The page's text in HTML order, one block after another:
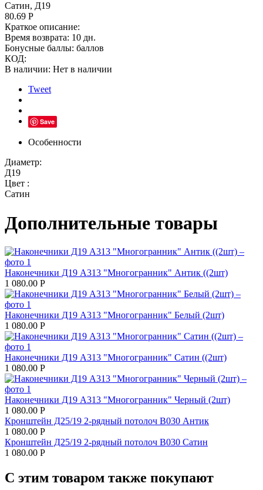
Сатин, Д19
80.69 Р
Краткое описание:
Время возврата: 10 дн.
Бонусные баллы: баллов
КОД:
В наличии: Нет в наличии
Tweet
Save
Особенности
Диаметр:
Д19
Цвет :
Сатин
Дополнительные товары
Наконечники Д19 А313 "Многогранник" Антик ((2шт)
1 080.00 Р
Наконечники Д19 А313 "Многогранник" Белый (2шт)
1 080.00 Р
Наконечники Д19 А313 "Многогранник" Сатин ((2шт)
1 080.00 Р
Наконечники Д19 А313 "Многогранник" Черный (2шт)
1 080.00 Р
Кронштейн Д25/19 2-рядный потолоч В030 Антик
1 080.00 Р
Кронштейн Д25/19 2-рядный потолоч В030 Сатин
1 080.00 Р
С этим товаром также покупают